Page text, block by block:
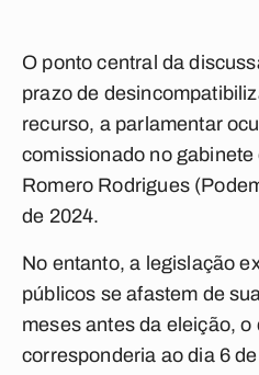
O ponto central da
prazo de
recurso, a parlamentar
comissionado no gabinete
Romero Rodrigues
de 2024.
No entanto, a legislação
públicos se afastem de
meses antes da eleição, o
corresponderia ao dia 6